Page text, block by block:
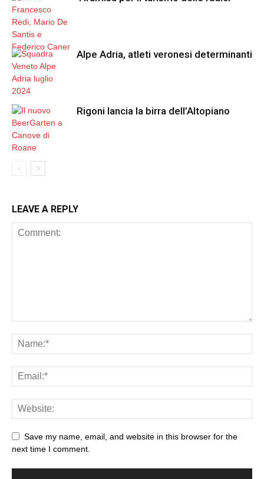
Alpe Adria, atleti veronesi determinanti
Rigoni lancia la birra dell’Altopiano
LEAVE A REPLY
Save my name, email, and website in this browser for the
next time I comment.